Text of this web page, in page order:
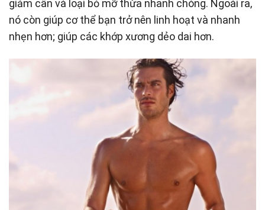
giảm cân và loại bỏ mỡ thừa nhanh chóng. Ngoài ra,
nó còn giúp cơ thể bạn trở nên linh hoạt và nhanh
nhẹn hơn; giúp các khớp xương dẻo dai hơn.